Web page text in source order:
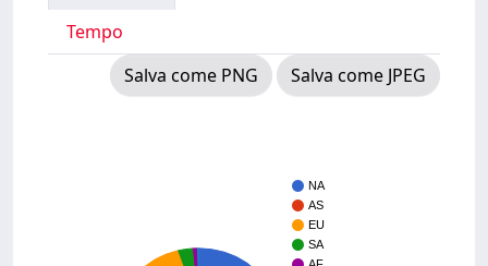
Tempo
Salva come PNG
Salva come JPEG
NA
AS
EU
SA